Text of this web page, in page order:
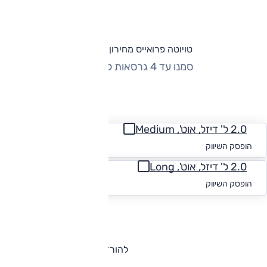
טויוטה פרואייס מחירון וגרסאות
סמנו עד 4 גרסאות להשוואה
2.0 ל' דיזל, אוט', Medium
הופסק השיווק
2.0 ל' דיזל, אוט', Long
הופסק השיווק
להורדת קטלוג טויוטה פרואייס